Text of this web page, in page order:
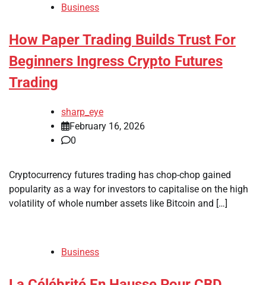
Business
How Paper Trading Builds Trust For
Beginners Ingress Crypto Futures
Trading
sharp_eye
February 16, 2026
0
Cryptocurrency futures trading has chop-chop gained
popularity as a way for investors to capitalise on the high
volatility of whole number assets like Bitcoin and […]
Business